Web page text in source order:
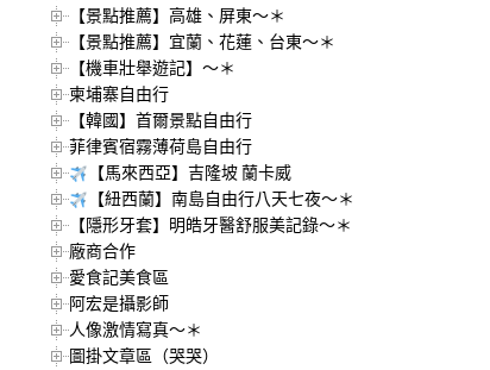
【景點推薦】高雄、屏東～＊
【景點推薦】宜蘭、花蓮、台東～＊
【機車壯舉遊記】～＊
柬埔寨自由行
【韓國】首爾景點自由行
菲律賓宿霧薄荷島自由行
【馬來西亞】吉隆坡 蘭卡威
【紐西蘭】南島自由行八天七夜～＊
【隱形牙套】明皓牙醫舒服美記錄～＊
廠商合作
愛食記美食區
阿宏是攝影師
人像激情寫真～＊
圖掛文章區（哭哭）